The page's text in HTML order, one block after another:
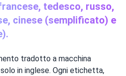
tedesco, russo,
cinese (semplificato) e
tradotto a macchina
in inglese. Ogni etichetta,